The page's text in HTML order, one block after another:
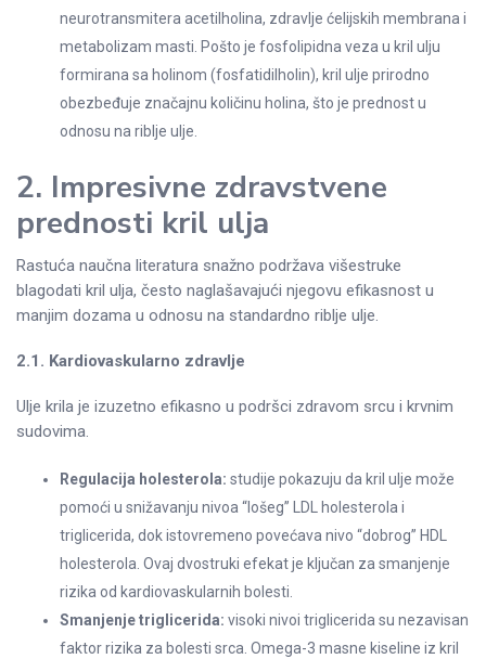
neurotransmitera acetilholina, zdravlje ćelijskih membrana i
metabolizam masti. Pošto je fosfolipidna veza u kril ulju
formirana sa holinom (fosfatidilholin), kril ulje prirodno
obezbeđuje značajnu količinu holina, što je prednost u
odnosu na riblje ulje.
2. Impresivne zdravstvene
prednosti kril ulja
Rastuća naučna literatura snažno podržava višestruke
blagodati kril ulja, često naglašavajući njegovu efikasnost u
manjim dozama u odnosu na standardno riblje ulje.
2.1. Kardiovaskularno zdravlje
Ulje krila je izuzetno efikasno u podršci zdravom srcu i krvnim
sudovima.
Regulacija holesterola: studije pokazuju da kril ulje može
pomoći u snižavanju nivoa “lošeg” LDL holesterola i
triglicerida, dok istovremeno povećava nivo “dobrog” HDL
holesterola. Ovaj dvostruki efekat je ključan za smanjenje
rizika od kardiovaskularnih bolesti.
Smanjenje triglicerida: visoki nivoi triglicerida su nezavisan
faktor rizika za bolesti srca. Omega-3 masne kiseline iz kril